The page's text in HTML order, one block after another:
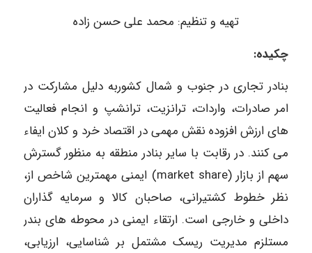
تهیه و تنظیم: محمد علی حسن زاده
چکیده:
بنادر تجاری در جنوب و شمال کشوربه دلیل مشارکت در
امر صادرات، واردات، ترانزیت، ترانشپ و انجام فعالیت
های ارزش افزوده نقش مهمی در اقتصاد خرد و کلان ایفاء
می کنند. در رقابت با سایر بنادر منطقه به منظور گسترش
سهم از بازار (market share) ایمنی مهمترین شاخص از،
نظر خطوط کشتیرانی، صاحبان کالا و سرمایه گذاران
داخلی و خارجی است. ارتقاء ایمنی در محوطه های بندر
مستلزم مدیریت ریسک مشتمل بر شناسایی، ارزیابی،